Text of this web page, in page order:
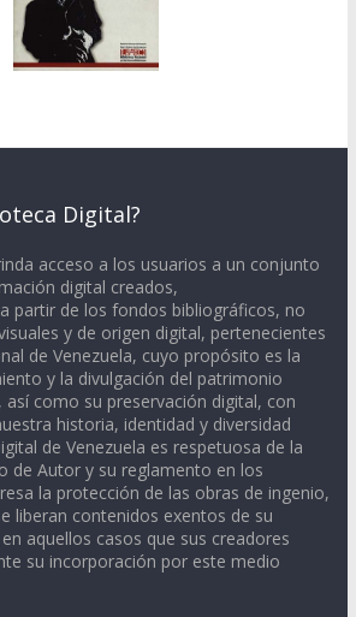
Digital?
acceso a los usuarios a un conjunto
digital creados,
partir de los fondos bibliográficos, no
y de origen digital, pertenecientes
de Venezuela, cuyo propósito es la
y la divulgación del patrimonio
así como su preservación digital, con
historia, identidad y diversidad
de Venezuela es respetuosa de la
de Autor y su reglamento en los
la protección de las obras de ingenio,
liberan contenidos exentos de su
aquellos casos que sus creadores
su incorporación por este medio